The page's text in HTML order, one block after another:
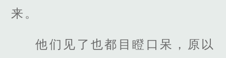
来。
他们见了也都目瞪口呆，原以